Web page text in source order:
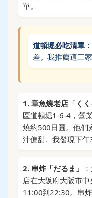
單。
道頓堀必吃清單：
差。我推薦這三
1. 章魚燒老店「くく
區道頓堀1-6-4，營
燒約500日圓。他們
汁偏甜。我發現下午
2. 串炸「だるま」
店在大阪府大阪市
11:00到22:30。串